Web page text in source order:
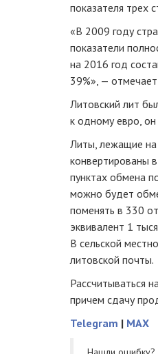
показателя трех
«В 2009 году
показатели
на 2016 год
39%», — отмечает
Литовский лит
к одному евро,
Литы, лежащие на
конвертированы
пунктах обмена
можно будет
поменять в 330
эквивалент 1
В сельской
литовской почты.
Рассчитываться
причем сдачу
Telegram | MAX